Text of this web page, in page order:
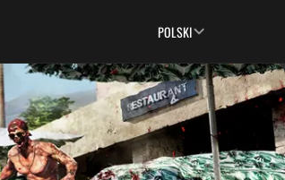
POLSKI